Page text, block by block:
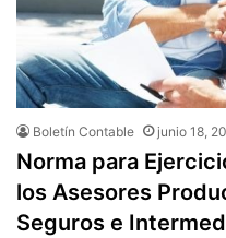
Boletín Contable junio 18,
Norma para
los Asesores
Seguros e